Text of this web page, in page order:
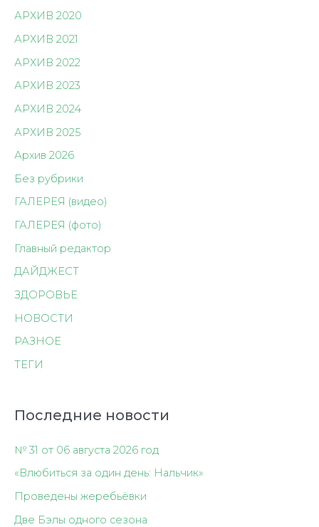
АРХИВ 2020
АРХИВ 2021
АРХИВ 2022
АРХИВ 2023
АРХИВ 2024
АРХИВ 2025
Архив 2026
Без рубрики
ГАЛЕРЕЯ (видео)
ГАЛЕРЕЯ (фото)
Главный редактор
ДАЙДЖЕСТ
ЗДОРОВЬЕ
НОВОСТИ
РАЗНОЕ
ТЕГИ
Последние новости
№ 31 от 06 августа 2026 год
«Влюбиться за один день: Нальчик»
Проведены жеребьёвки
Две Бэлы одного сезона